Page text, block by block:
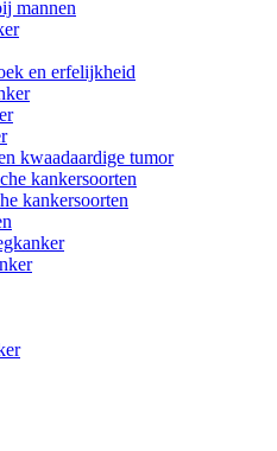
mannen
en erfelijkheid
kwaadaardige tumor
kankersoorten
kankersoorten